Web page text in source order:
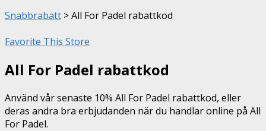
Snabbrabatt >All For Padel rabattkod
Favorite This Store
All For Padel rabattkod
Använd vår senaste 10% All For Padel rabattkod, eller
deras andra bra erbjudanden när du handlar online på All
For Padel.